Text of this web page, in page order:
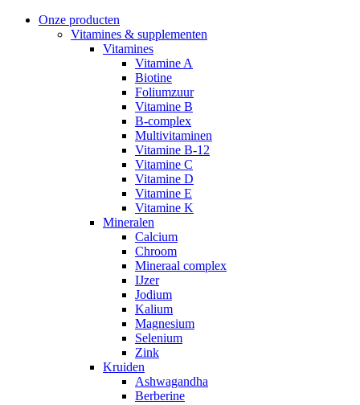
Onze producten
Vitamines & supplementen
Vitamines
Vitamine A
Biotine
Foliumzuur
Vitamine B
B-complex
Multivitaminen
Vitamine B-12
Vitamine C
Vitamine D
Vitamine E
Vitamine K
Mineralen
Calcium
Chroom
Mineraal complex
IJzer
Jodium
Kalium
Magnesium
Selenium
Zink
Kruiden
Ashwagandha
Berberine